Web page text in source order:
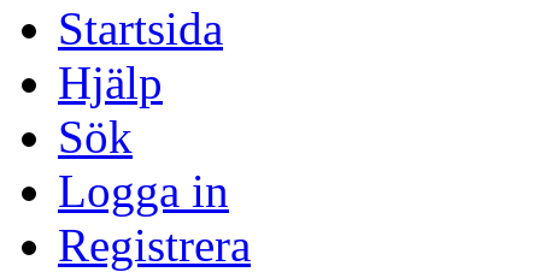
Startsida
Hjälp
Sök
Logga in
Registrera